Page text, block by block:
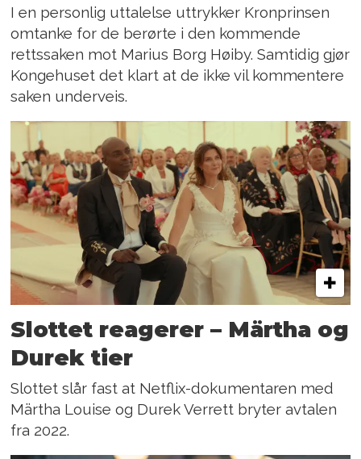
I en personlig uttalelse uttrykker Kronprinsen
omtanke for de berørte i den kommende
rettssaken mot Marius Borg Høiby. Samtidig gjør
Kongehuset det klart at de ikke vil kommentere
saken underveis.
Slottet reagerer – Märtha og
Durek tier
Slottet slår fast at Netflix-dokumentaren med
Märtha Louise og Durek Verrett bryter avtalen
fra 2022.